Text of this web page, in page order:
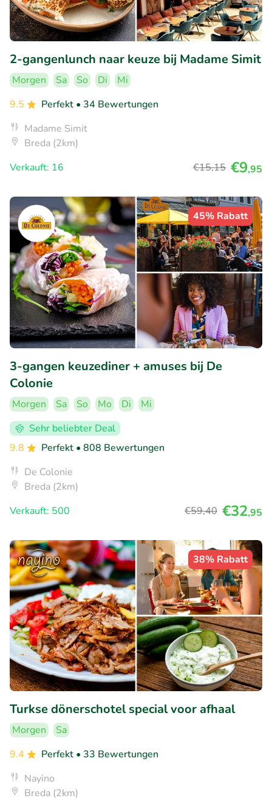
2-gangenlunch naar keuze bij Madame Simit
Morgen Sa So Di
Mi
9.5
Perfekt • 34 Bewertungen
Madame Simit
Breda (2km)
Verkauft: 16
€15,15 €9,95
45% Rabatt
3-gangen keuzediner + amuses bij De
Colonie
Morgen Sa So Mo Di
Mi
Sehr beliebter Deal
9.8
Perfekt • 808 Bewertungen
De Colonie
Breda (2km)
Verkauft: 500
€59,40 €32,95
38% Rabatt
Turkse dönerschotel special voor afhaal
Morgen
Sa
9.4
Perfekt • 33 Bewertungen
Nayino
Breda (2km)